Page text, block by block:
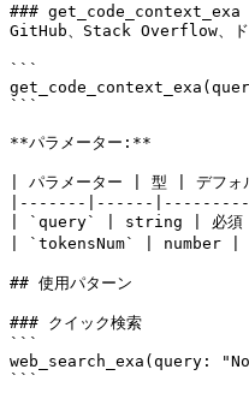
### get_code_context_exa
GitHub、Stack Overflow、ドキ
```
```
**パラメーター:**
| パラメーター | 型 | デフ
|-------|------
| `query` | string | 必須 |
| `tokensNum` | number |
## 使用パターン
### クイック検索
```
web_search_exa(query:
```